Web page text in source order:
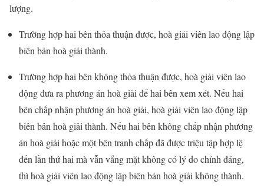
lượng.
Trường hợp hai bên thỏa thuận được, hoà giải viên lao động lập
biên bản hoà giải thành.
Trường hợp hai bên không thỏa thuận được, hoà giải viên lao
động đưa ra phương án hoà giải để hai bên xem xét. Nếu hai
bên chấp nhận phương án hoà giải, hoà giải viên lao động lập
biên bản hoà giải thành. Nếu hai bên không chấp nhận phương
án hoà giải hoặc một bên tranh chấp đã được triệu tập hợp lệ
đến lần thứ hai mà vẫn vắng mặt không có lý do chính đáng,
thì hoà giải viên lao động lập biên bản hoà giải không thành.